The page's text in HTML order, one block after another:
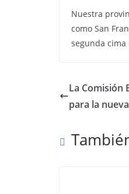
Nuestra
como San
segunda cima
La Comisión
para la